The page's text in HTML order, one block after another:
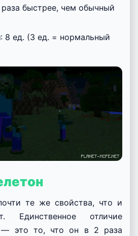
раза быстрее, чем обычный
: 8 ед. (3 ед. = нормальный
те же свойства, что и
Единственное отличие
— это то, что он в 2 раза